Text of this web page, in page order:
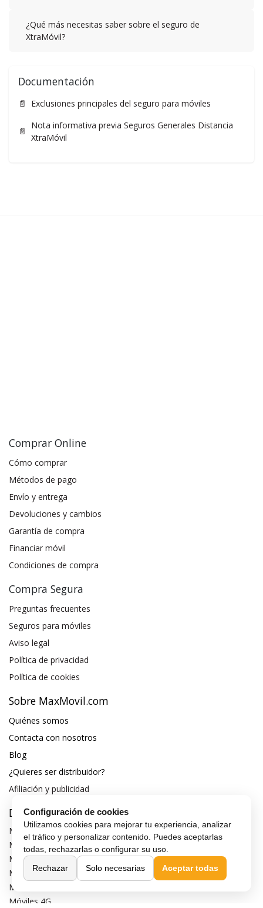
¿Qué más necesitas saber sobre el seguro de
XtraMóvil?
Documentación
📄 Exclusiones principales del seguro para móviles
📄
Nota informativa previa Seguros Generales Distancia
XtraMóvil
Comprar Online
Cómo comprar
Métodos de pago
Envío y entrega
Devoluciones y cambios
Garantía de compra
Financiar móvil
Condiciones de compra
Compra Segura
Preguntas frecuentes
Seguros para móviles
Aviso legal
Política de privacidad
Política de cookies
Sobre MaxMovil.com
Quiénes somos
Contacta con nosotros
Blog
¿Quieres ser distribuidor?
Afiliación y publicidad
Destacados
Móviles de gama alta
Móviles con buena cámara
Móviles sin marcos
Móviles de 6 pulgadas
Móviles todoterreno
Móviles 4G
Configuración de cookies
Utilizamos cookies para mejorar tu experiencia, analizar
el tráfico y personalizar contenido. Puedes aceptarlas
todas, rechazarlas o configurar su uso.
Rechazar
Solo necesarias Aceptar todas